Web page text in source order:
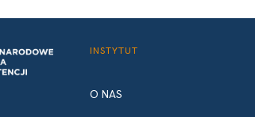
INSTYTUT
O NAS